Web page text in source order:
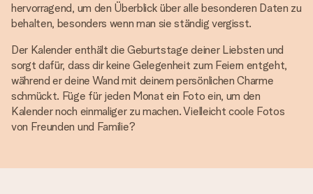
hervorragend, um den Überblick über alle besonderen Daten zu
behalten, besonders wenn man sie ständig vergisst.
Der Kalender enthält die Geburtstage deiner Liebsten und
sorgt dafür, dass dir keine Gelegenheit zum Feiern entgeht,
während er deine Wand mit deinem persönlichen Charme
schmückt. Füge für jeden Monat ein Foto ein, um den
Kalender noch einmaliger zu machen. Vielleicht coole Fotos
von Freunden und Familie?